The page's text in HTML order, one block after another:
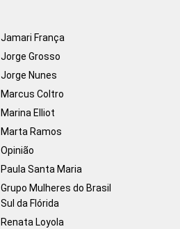
Jamari França
Jorge Grosso
Jorge Nunes
Marcus Coltro
Marina Elliot
Marta Ramos
Opinião
Paula Santa Maria
Grupo Mulheres do Brasil
Sul da Flórida
Renata Loyola